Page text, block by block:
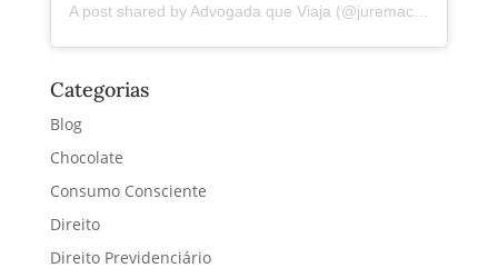
A post shared by Advogada que Viaja (@juremacintra)
Categorias
Blog
Chocolate
Consumo Consciente
Direito
Direito Previdenciário